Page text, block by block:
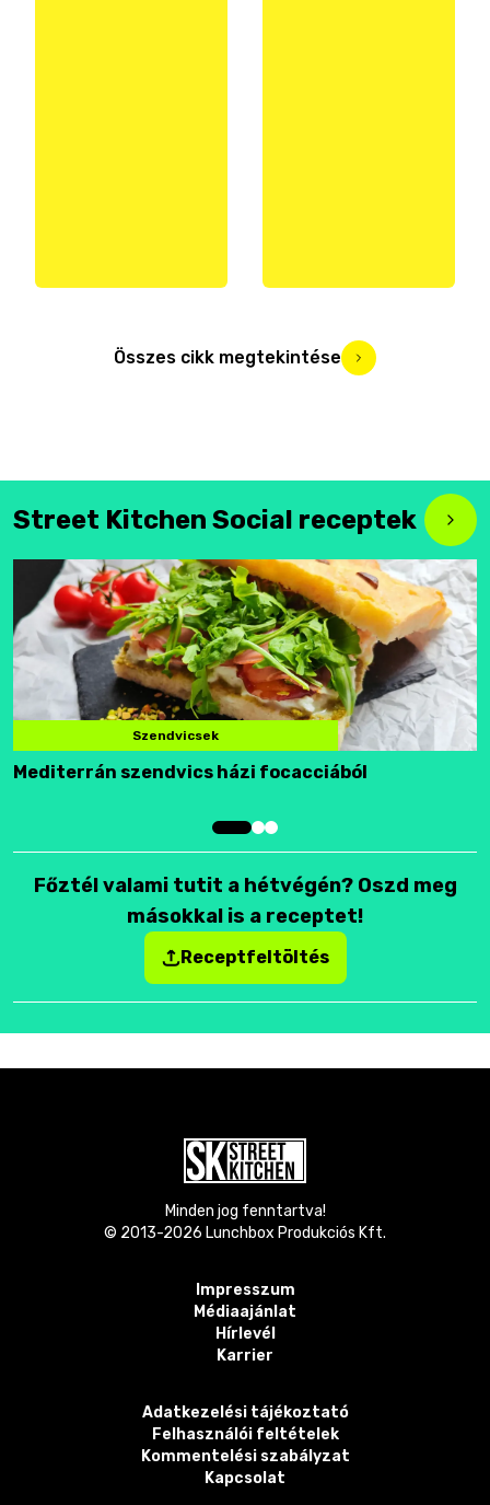
Összes cikk megtekintése
Street Kitchen Social receptek
Szendvicsek
Mediterrán szendvics házi focacciából
Főztél valami tutit a hétvégén? Oszd meg
másokkal is a receptet!
Receptfeltöltés
Minden jog fenntartva!
© 2013-2026 Lunchbox Produkciós Kft.
Impresszum
Médiaajánlat
Hírlevél
Karrier
Adatkezelési tájékoztató
Felhasználói feltételek
Kommentelési szabályzat
Kapcsolat